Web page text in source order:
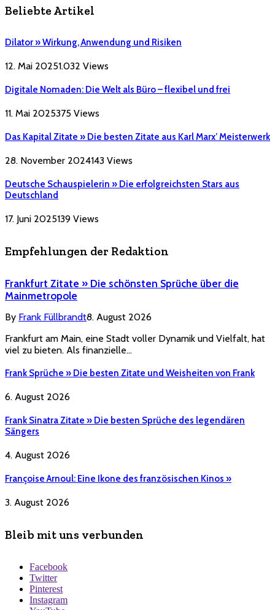
Beliebte Artikel
Dilator » Wirkung, Anwendung und Risiken
12. Mai 20251.032 Views
Digitale Nomaden: Die Welt als Büro – flexibel und frei
11. Mai 2025375 Views
Das Kapital Zitate » Die besten Zitate aus Karl Marx’ Meisterwerk
28. November 2024143 Views
Deutsche Schauspielerin » Die erfolgreichsten Stars aus
Deutschland
17. Juni 2025139 Views
Empfehlungen der Redaktion
Frankfurt Zitate » Die schönsten Sprüche über die
Mainmetropole
By Frank Füllbrandt8. August 2026
Frankfurt am Main, eine Stadt voller Dynamik und Vielfalt, hat
viel zu bieten. Als finanzielle…
Frank Sprüche » Die besten Zitate und Weisheiten von Frank
6. August 2026
Frank Sinatra Zitate » Die besten Sprüche des legendären
Sängers
4. August 2026
Françoise Arnoul: Eine Ikone des französischen Kinos »
3. August 2026
Bleib mit uns verbunden
Facebook
Twitter
Pinterest
Instagram